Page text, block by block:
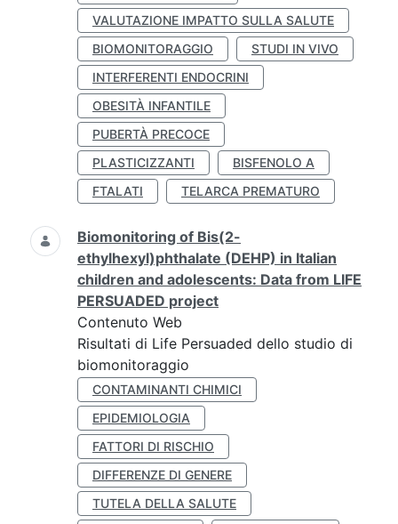
VALUTAZIONE IMPATTO SULLA SALUTE
BIOMONITORAGGIO
STUDI IN VIVO
INTERFERENTI ENDOCRINI
OBESITÀ INFANTILE
PUBERTÀ PRECOCE
PLASTICIZZANTI
BISFENOLO A
FTALATI
TELARCA PREMATURO
Biomonitoring of Bis(2-
ethylhexyl)phthalate (DEHP) in Italian
children and adolescents: Data from LIFE
PERSUADED project
Contenuto Web
Risultati di Life Persuaded dello studio di
biomonitoraggio
CONTAMINANTI CHIMICI
EPIDEMIOLOGIA
FATTORI DI RISCHIO
DIFFERENZE DI GENERE
TUTELA DELLA SALUTE